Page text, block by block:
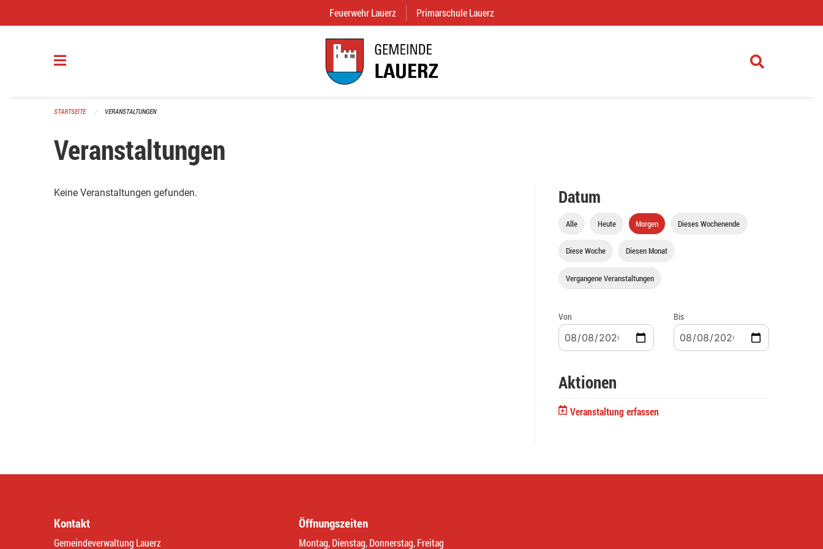
Feuerwehr Lauerz (External Link)
Primarschule Lauerz
STARTSEITE VERANSTALTUNGEN
Veranstaltungen
Keine Veranstaltungen gefunden. Datum
Alle Heute Morgen Dieses Wochenende
Diese Woche Diesen Monat
Vergangene Veranstaltungen
Von Bis
Aktionen
Veranstaltung erfassen
Kontakt
Gemeindeverwaltung Lauerz
Öffnungszeiten
Montag, Dienstag, Donnerstag, Freitag